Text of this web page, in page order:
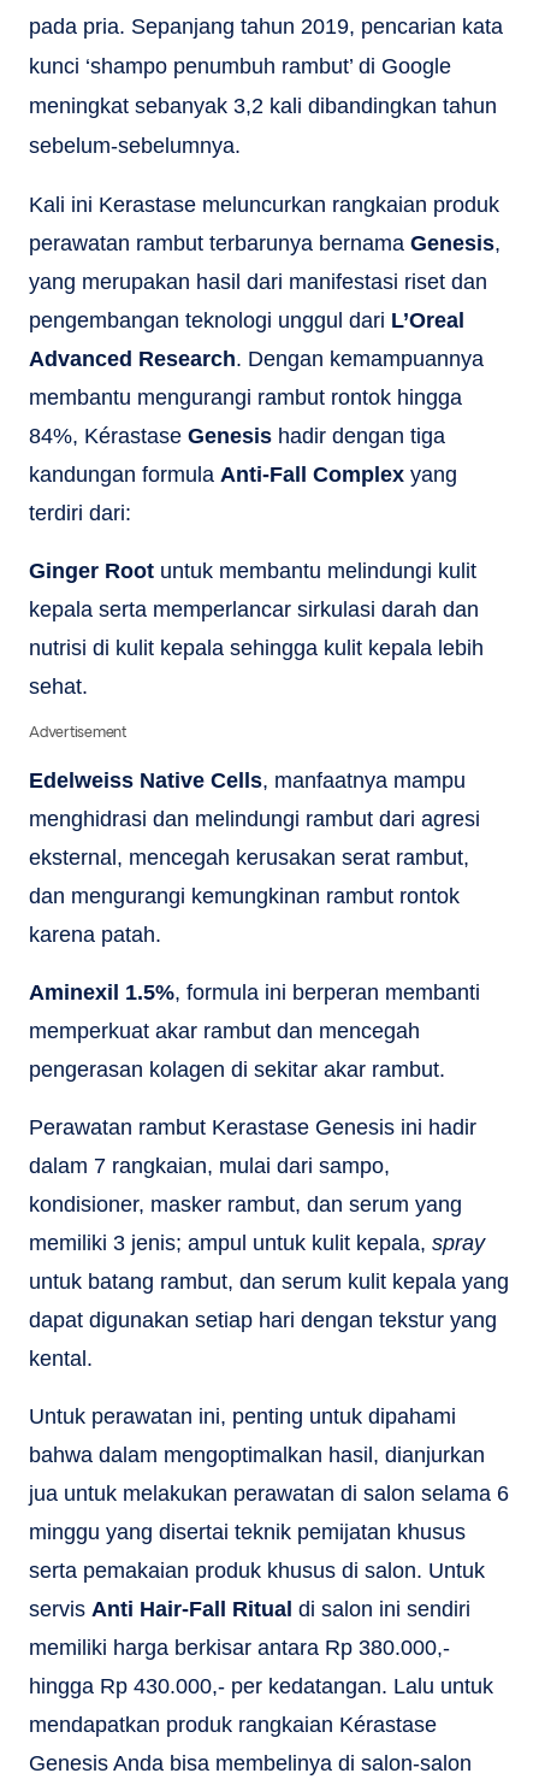
pada pria. Sepanjang tahun 2019, pencarian kata
kunci ‘shampo penumbuh rambut’ di Google
meningkat sebanyak 3,2 kali dibandingkan tahun
sebelum-sebelumnya.
Kali ini Kerastase meluncurkan rangkaian produk
perawatan rambut terbarunya bernama Genesis,
yang merupakan hasil dari manifestasi riset dan
pengembangan teknologi unggul dari L’Oreal
Advanced Research. Dengan kemampuannya
membantu mengurangi rambut rontok hingga
84%, Kérastase Genesis hadir dengan tiga
kandungan formula Anti-Fall Complex yang
terdiri dari:
Ginger Root untuk membantu melindungi kulit
kepala serta memperlancar sirkulasi darah dan
nutrisi di kulit kepala sehingga kulit kepala lebih
sehat.
Advertisement
Edelweiss Native Cells, manfaatnya mampu
menghidrasi dan melindungi rambut dari agresi
eksternal, mencegah kerusakan serat rambut,
dan mengurangi kemungkinan rambut rontok
karena patah.
Aminexil 1.5%, formula ini berperan membanti
memperkuat akar rambut dan mencegah
pengerasan kolagen di sekitar akar rambut.
Perawatan rambut Kerastase Genesis ini hadir
dalam 7 rangkaian, mulai dari sampo,
kondisioner, masker rambut, dan serum yang
memiliki 3 jenis; ampul untuk kulit kepala, spray
untuk batang rambut, dan serum kulit kepala yang
dapat digunakan setiap hari dengan tekstur yang
kental.
Untuk perawatan ini, penting untuk dipahami
bahwa dalam mengoptimalkan hasil, dianjurkan
jua untuk melakukan perawatan di salon selama 6
minggu yang disertai teknik pemijatan khusus
serta pemakaian produk khusus di salon. Untuk
servis Anti Hair-Fall Ritual di salon ini sendiri
memiliki harga berkisar antara Rp 380.000,-
hingga Rp 430.000,- per kedatangan. Lalu untuk
mendapatkan produk rangkaian Kérastase
Genesis Anda bisa membelinya di salon-salon